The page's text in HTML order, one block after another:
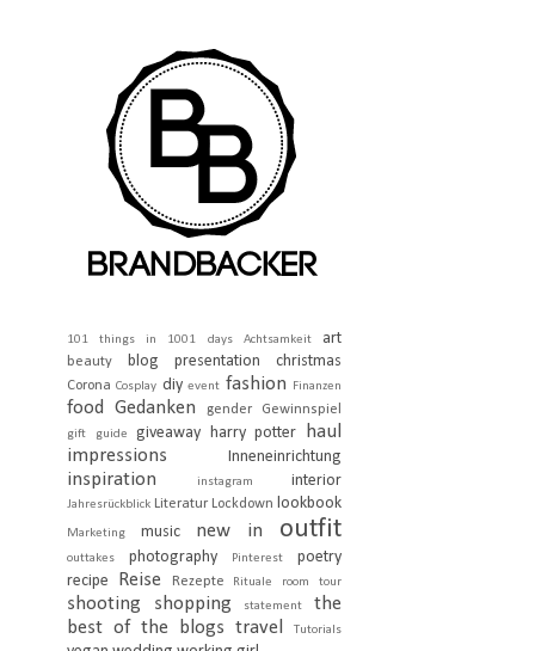
101 things in 1001 days Achtsamkeit art
beauty blog presentation christmas
Corona Cosplay diy event fashion Finanzen
food Gedanken gender Gewinnspiel
gift guide giveaway harry potter
haul
impressions
Inneneinrichtung
inspiration instagram interior
Jahresrückblick Literatur Lockdown lookbook
Marketing music new in outfit
outtakes photography Pinterest
poetry
recipe
Reise Rezepte Rituale room tour
shooting shopping statement
the
best of the blogs travel Tutorials